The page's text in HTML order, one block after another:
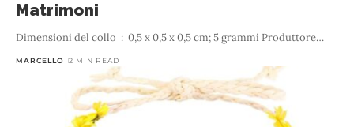
Matrimoni
Dimensioni del collo ‏ : ‎ 0,5 x 0,5 x 0,5 cm; 5 grammi Produttore…
MARCELLO 2 MIN READ